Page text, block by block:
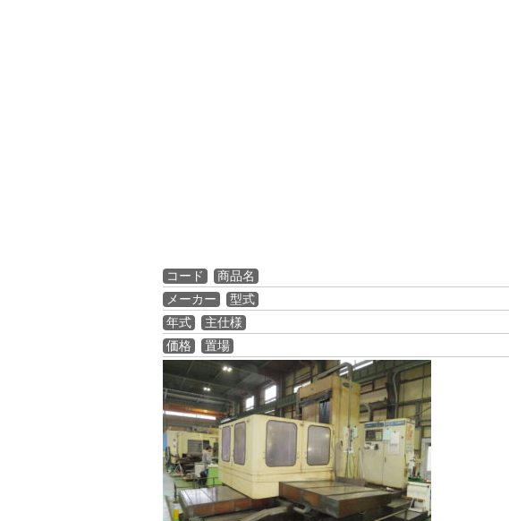
コード
商品名
メーカー
型式
年式
主仕様
価格
置場